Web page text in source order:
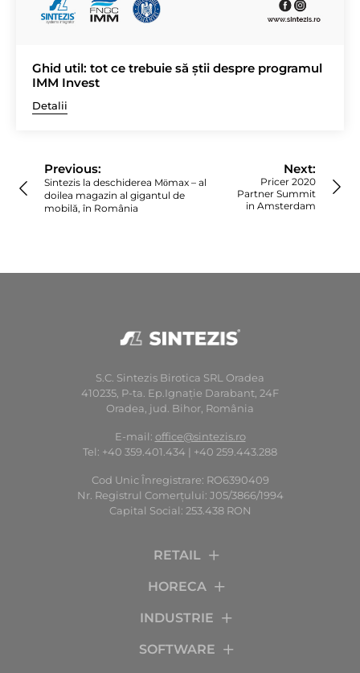
Ghid util: tot ce trebuie să știi despre programul
IMM Invest
Detalii
articole
Previous:
Sintezis la deschiderea Mӧmax – al
doilea magazin al gigantul de
mobilă, în România
Next:
Pricer 2020
Partner Summit
in Amsterdam
S.C. Sintezis Birotica SRL Oradea
410235, P-ta. Ep.Ignaţie Darabant, 24F
Oradea, jud. Bihor, România
E-mail: office@sintezis.ro
Tel: +40 359.401.434 | +40 259.443.288
Cod Unic Înregistrare: RO6390409
Nr. Registrul Comerţului: J05/3866/1994
Capital Social: 253.438 RON
RETAIL
HORECA
INDUSTRIE
SOFTWARE